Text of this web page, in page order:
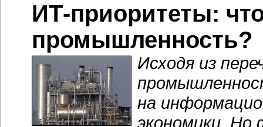
ИТ-приоритеты:
промышленность?
Исходя из
на
экономики. Но